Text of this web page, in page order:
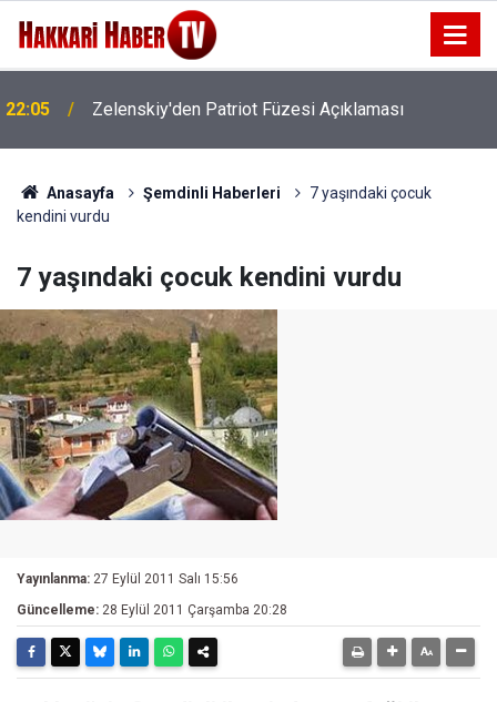
22:05 Zelenskiy'den Patriot Füzesi Açıklaması
Anasayfa Şemdinli Haberleri
7 yaşındaki çocuk
kendini vurdu
7 yaşındaki çocuk kendini vurdu
Yayınlanma: 27 Eylül 2011 Salı 15:56
Güncelleme: 28 Eylül 2011 Çarşamba 20:28